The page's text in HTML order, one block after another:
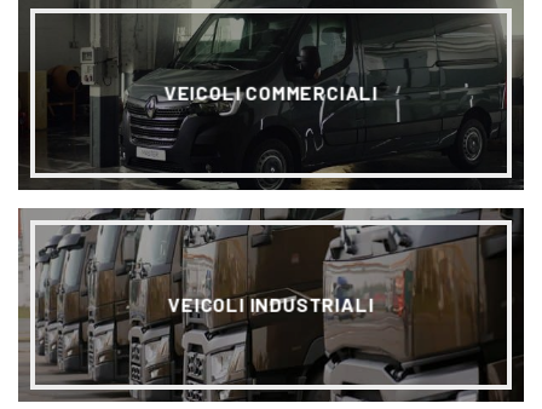
VEICOLI COMMERCIALI
VEICOLI INDUSTRIALI